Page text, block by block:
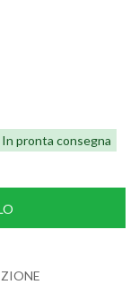
In pronta consegna